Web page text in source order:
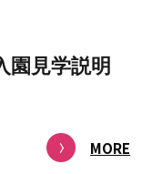
園見学説明
MORE